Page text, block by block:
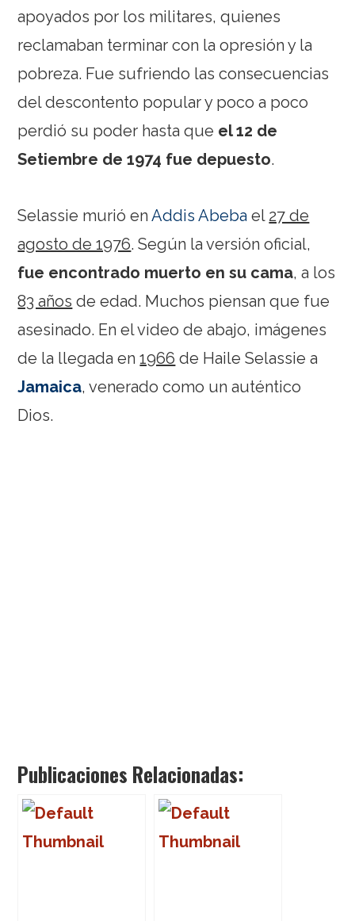
apoyados por los militares, quienes
reclamaban terminar con la opresión y la
pobreza. Fue sufriendo las consecuencias
del descontento popular y poco a poco
perdió su poder hasta que el 12 de
Setiembre de 1974 fue depuesto.
Selassie murió enAddis Abeba el 27 de
agosto de 1976. Según la versión oficial,
fue encontrado muerto en su cama, a los
83 años de edad. Muchos piensan que fue
asesinado. En el video de abajo, imágenes
de la llegada en1966 de Haile Selassie a
Jamaica, venerado como un auténtico
Dios.
Publicaciones Relacionadas: